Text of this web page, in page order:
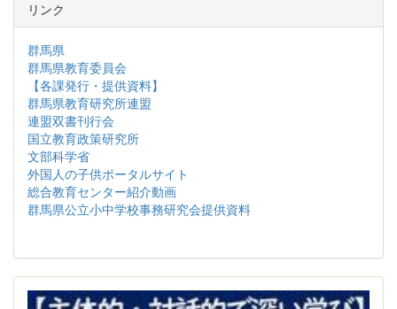
リンク
群馬県
群馬県教育委員会
【各課発行・提供資料】
群馬県教育研究所連盟
連盟双書刊行会
国立教育政策研究所
文部科学省
外国人の子供ポータルサイト
総合教育センター紹介動画
群馬県公立小中学校事務研究会提供資料